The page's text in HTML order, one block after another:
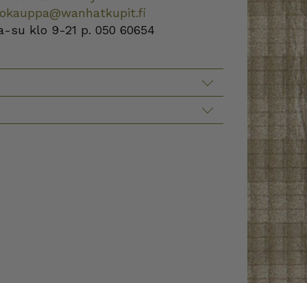
su klo 9-21 p. 050 60654